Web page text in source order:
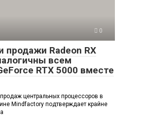
0
продажи Radeon RX
всем
RTX 5000 вместе
продаж центральных процессоров в
Mindfactory подтверждает крайне